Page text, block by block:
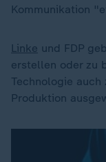
Kommunikation
Linke und FDP
erstellen oder zu
Technologie
Produktion